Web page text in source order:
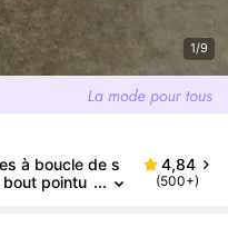
1/9
à boucle de s
pointu
4,84
(500+)